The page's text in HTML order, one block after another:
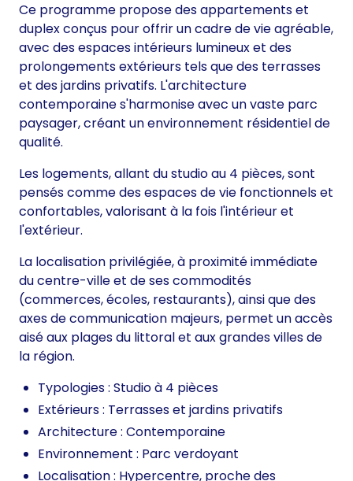
Ce programme propose des appartements et
duplex conçus pour offrir un cadre de vie agréable,
avec des espaces intérieurs lumineux et des
prolongements extérieurs tels que des terrasses
et des jardins privatifs. L'architecture
contemporaine s'harmonise avec un vaste parc
paysager, créant un environnement résidentiel de
qualité.
Les logements, allant du studio au 4 pièces, sont
pensés comme des espaces de vie fonctionnels et
confortables, valorisant à la fois l'intérieur et
l'extérieur.
La localisation privilégiée, à proximité immédiate
du centre-ville et de ses commodités
(commerces, écoles, restaurants), ainsi que des
axes de communication majeurs, permet un accès
aisé aux plages du littoral et aux grandes villes de
la région.
Typologies : Studio à 4 pièces
Extérieurs : Terrasses et jardins privatifs
Architecture : Contemporaine
Environnement : Parc verdoyant
Localisation : Hypercentre, proche des